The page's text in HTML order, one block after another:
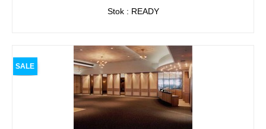
Stok : READY
SALE